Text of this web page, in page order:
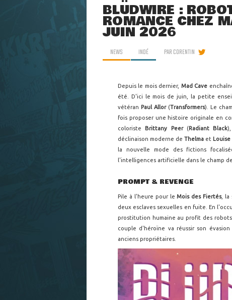
BLÜDWIRE :
ROMANCE CHEZ
JUIN 2026
NEWS INDÉ PARCORENTIN
Depuis le mois dernier, Mad Cave
été. D'ici le mois de juin, la petite
vétéran Paul Allor(Transformers). Le
fois proposer une histoire originale en
coloriste Brittany Peer(Radiant Black
déclinaison moderne de Thelma et Louise
la nouvelle mode des fictions
l'intelligences artificielle dans le champ
PROMPT & REVENGE
Pile à l'heure pour leMois des Fiertés, la
deux esclaves sexuelles en fuite. En
prostitution humaine au profit des
couple d'héroïne va réussir son
anciens propriétaires.